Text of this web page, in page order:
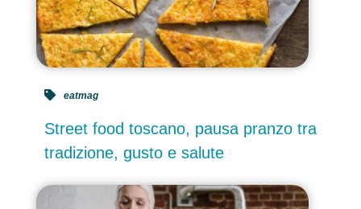
Street food toscano, pausa pranzo tra
tradizione, gusto e salute
eatmag